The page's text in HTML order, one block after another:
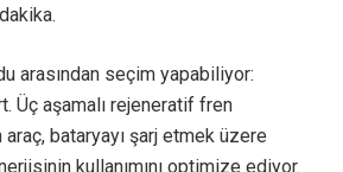
arasından seçim yapabiliyor:
Üç aşamalı rejeneratif fren
bataryayı şarj etmek üzere
kullanımını optimize ediyor.